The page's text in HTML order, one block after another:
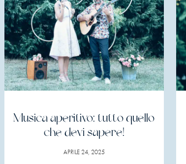
Musica aperitivo: tutto quello
che devi sapere!
APRILE 24, 2025